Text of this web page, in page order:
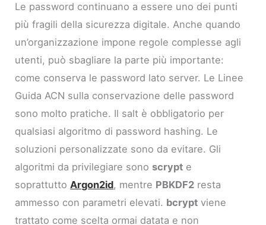
Le password continuano a essere uno dei punti
più fragili della sicurezza digitale. Anche quando
un’organizzazione impone regole complesse agli
utenti, può sbagliare la parte più importante:
come conserva le password lato server. Le Linee
Guida ACN sulla conservazione delle password
sono molto pratiche. Il salt è obbligatorio per
qualsiasi algoritmo di password hashing. Le
soluzioni personalizzate sono da evitare. Gli
algoritmi da privilegiare sono scrypt e
soprattuttoArgon2id, mentre PBKDF2 resta
ammesso con parametri elevati. bcrypt viene
trattato come scelta ormai datata e non